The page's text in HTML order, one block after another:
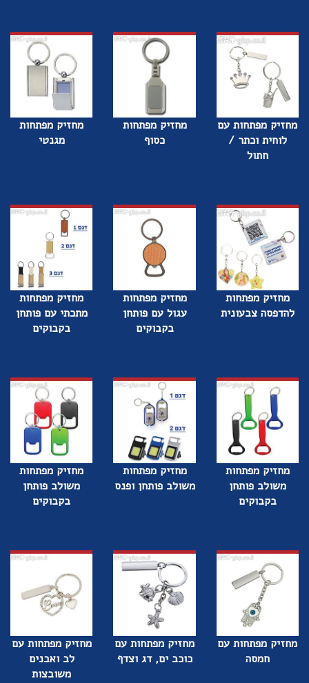
מחזיק מפתחות עם
לוחית וכתר /
חתול
מחזיק מפתחות
כסוף
מחזיק מפתחות
מגנטי
מחזיק מפתחות
להדפסה צבעונית
מחזיק מפתחות
עגול עם פותחן
בקבוקים
מחזיק מפתחות
מתכתי עם פותחן
בקבוקים
מחזיק מפתחות
משולב פותחן
בקבוקים
מחזיק מפתחות
משולב פותחן ופנס
מחזיק מפתחות
משולב פותחן
בקבוקים
מחזיק מפתחות עם
חמסה
מחזיק מפתחות עם
כוכב ים, דג וצדף
מחזיק מפתחות עם
לב ואבנים
משובצות